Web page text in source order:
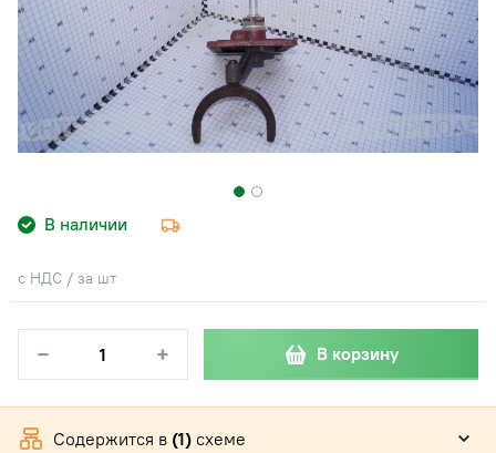
В наличии
с НДС / за шт
− + В корзину
Содержится в (1) схеме